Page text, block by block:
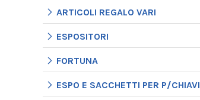
ARTICOLI REGALO VARI
ESPOSITORI
FORTUNA
ESPO E SACCHETTI PER P/CHIAVI